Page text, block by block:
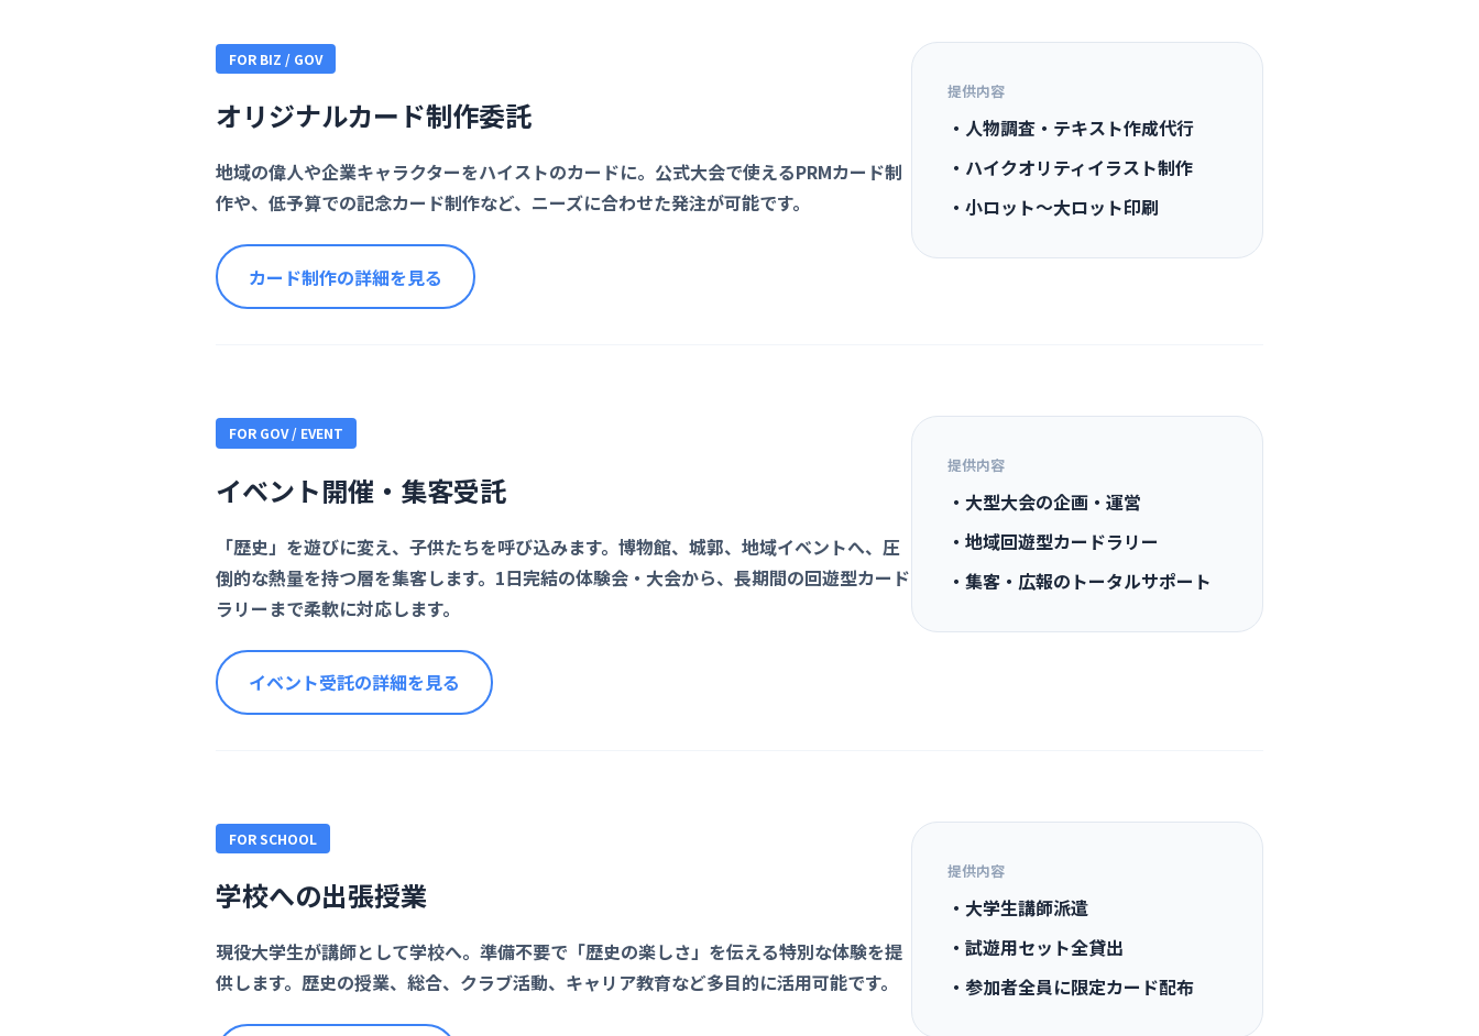
FOR BIZ / GOV
オリジナルカード制作委託
地域の偉人や企業キャラクターをハイストのカードに。公式大会で使えるPRMカード制
作や、低予算での記念カード制作など、ニーズに合わせた発注が可能です。
カード制作の詳細を見る
提供内容
・人物調査・テキスト作成代行
・ハイクオリティイラスト制作
・小ロット〜大ロット印刷
FOR GOV / EVENT
イベント開催・集客受託
「歴史」を遊びに変え、子供たちを呼び込みます。博物館、城郭、地域イベントへ、圧
倒的な熱量を持つ層を集客します。1日完結の体験会・大会から、長期間の回遊型カード
ラリーまで柔軟に対応します。
イベント受託の詳細を見る
提供内容
・大型大会の企画・運営
・地域回遊型カードラリー
・集客・広報のトータルサポート
FOR SCHOOL
学校への出張授業
現役大学生が講師として学校へ。準備不要で「歴史の楽しさ」を伝える特別な体験を提
供します。歴史の授業、総合、クラブ活動、キャリア教育など多目的に活用可能です。
提供内容
・大学生講師派遣
・試遊用セット全貸出
・参加者全員に限定カード配布